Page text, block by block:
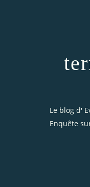
Le blog d'
Enquête